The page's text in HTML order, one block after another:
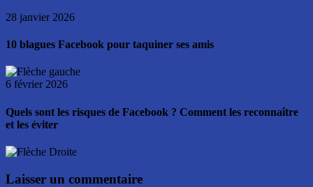
28 janvier 2026
10 blagues Facebook pour taquiner ses amis
6 février 2026
Quels sont les risques de Facebook ? Comment les reconnaître
et les éviter
Laisser un commentaire